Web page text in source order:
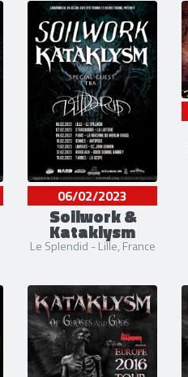
06/02/2023
Soilwork &
Kataklysm
Le Splendid - Lille, France